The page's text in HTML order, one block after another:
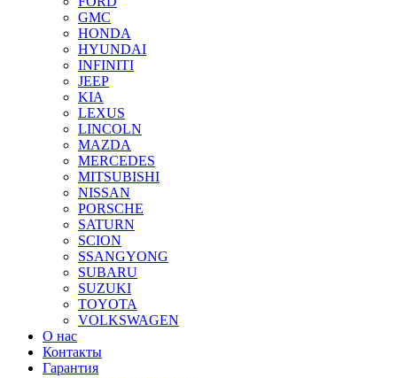
GMC
HONDA
HYUNDAI
INFINITI
JEEP
KIA
LEXUS
LINCOLN
MAZDA
MERCEDES
MITSUBISHI
NISSAN
PORSCHE
SATURN
SCION
SSANGYONG
SUBARU
SUZUKI
TOYOTA
VOLKSWAGEN
О нас
Контакты
Гарантия